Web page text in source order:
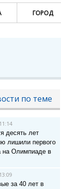
ГОРОД
по теме
десять лет
лишили первого
на Олимпиаде в
за 40 лет в